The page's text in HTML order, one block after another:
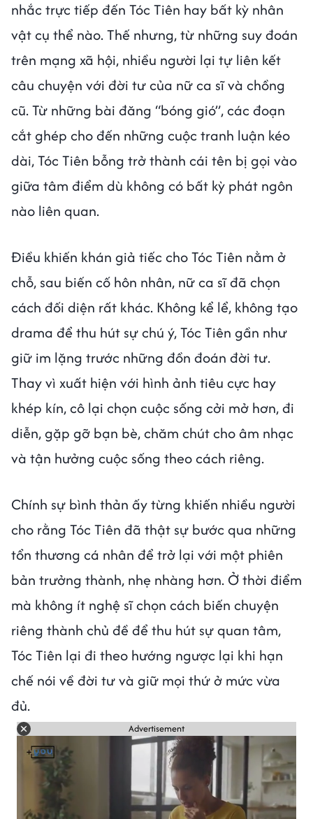
nhắc trực tiếp đến Tóc Tiên hay bất kỳ nhân
vật cụ thể nào. Thế nhưng, từ những suy đoán
trên mạng xã hội, nhiều người lại tự liên kết
câu chuyện với đời tư của nữ ca sĩ và chồng
cũ. Từ những bài đăng “bóng gió”, các đoạn
cắt ghép cho đến những cuộc tranh luận kéo
dài, Tóc Tiên bỗng trở thành cái tên bị gọi vào
giữa tâm điểm dù không có bất kỳ phát ngôn
nào liên quan.
Điều khiến khán giả tiếc cho Tóc Tiên nằm ở
chỗ, sau biến cố hôn nhân, nữ ca sĩ đã chọn
cách đối diện rất khác. Không kể lể, không tạo
drama để thu hút sự chú ý, Tóc Tiên gần như
giữ im lặng trước những đồn đoán đời tư.
Thay vì xuất hiện với hình ảnh tiêu cực hay
khép kín, cô lại chọn cuộc sống cởi mở hơn, đi
diễn, gặp gỡ bạn bè, chăm chút cho âm nhạc
và tận hưởng cuộc sống theo cách riêng.
Chính sự bình thản ấy từng khiến nhiều người
cho rằng Tóc Tiên đã thật sự bước qua những
tổn thương cá nhân để trở lại với một phiên
bản trưởng thành, nhẹ nhàng hơn. Ở thời điểm
mà không ít nghệ sĩ chọn cách biến chuyện
riêng thành chủ đề để thu hút sự quan tâm,
Tóc Tiên lại đi theo hướng ngược lại khi hạn
chế nói về đời tư và giữ mọi thứ ở mức vừa
đủ.
Advertisement